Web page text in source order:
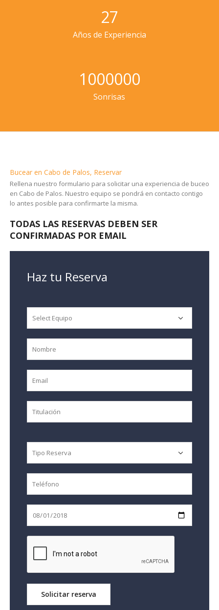
27
Años de Experiencia
1000000
Sonrisas
Bucear en Cabo de Palos, Reservar
Rellena nuestro formulario para solicitar una experiencia de buceo
en Cabo de Palos. Nuestro equipo se pondrá en contacto contigo
lo antes posible para confirmarte la misma.
TODAS LAS RESERVAS DEBEN SER
CONFIRMADAS POR EMAIL
Haz tu Reserva